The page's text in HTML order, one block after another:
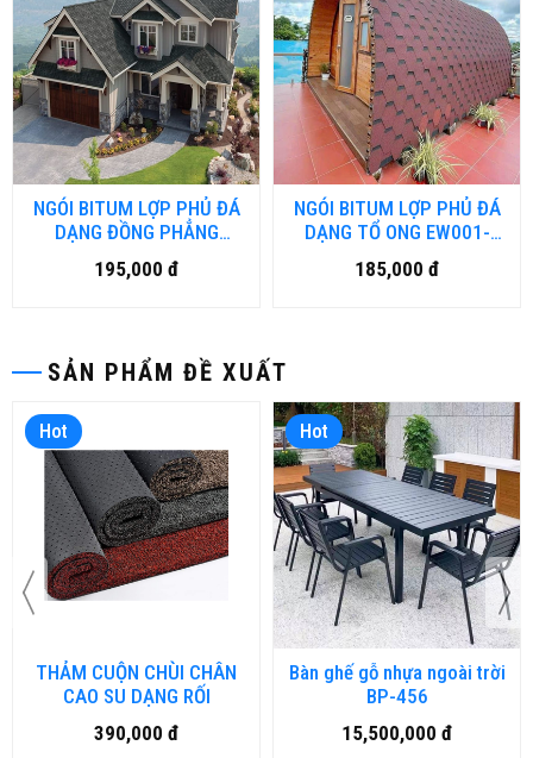
SẢN PHẨM ĐỀ XUẤT
Hot
THẢM CUỘN CHÙI CHÂN
CAO SU DẠNG RỐI
390,000 đ
Hot
Bàn ghế gỗ nhựa ngoài trời
BP-456
15,500,000 đ
NGÓI BITUM LỢP PHỦ ĐÁ
DẠNG ĐỒNG PHẲNG
EW002-BITUM-DN.HM.HN
195,000 đ
NGÓI BITUM LỢP PHỦ ĐÁ
DẠNG TỔ ONG EW001-
BITUM-DN.HM.HN
185,000 đ